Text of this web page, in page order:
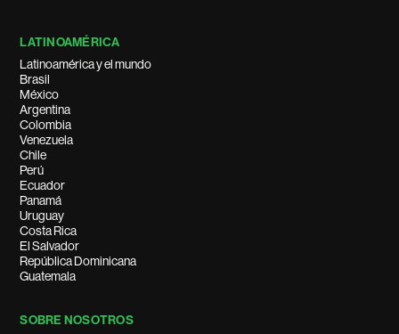
LATINOAMÉRICA
Latinoamérica y el mundo
Brasil
México
Argentina
Colombia
Venezuela
Chile
Perú
Ecuador
Panamá
Uruguay
Costa Rica
El Salvador
República Dominicana
Guatemala
SOBRE NOSOTROS